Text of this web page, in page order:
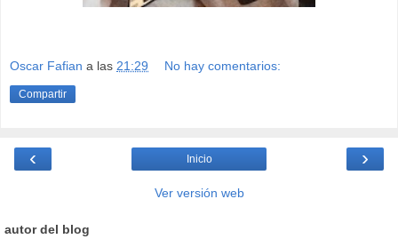
Oscar Fafian a las 21:29 No hay comentarios:
Compartir
‹ ›
Inicio
Ver versión web
autor del blog